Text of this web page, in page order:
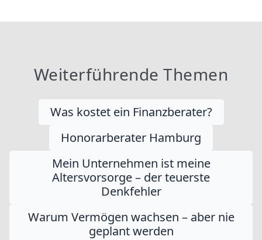
Weiterführende Themen
Was kostet ein Finanzberater?
Honorarberater Hamburg
Mein Unternehmen ist meine
Altersvorsorge – der teuerste
Denkfehler
Warum Vermögen wachsen – aber nie
geplant werden